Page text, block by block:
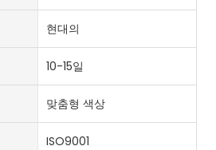
현대의
10-15일
맞춤형 색상
ISO9001